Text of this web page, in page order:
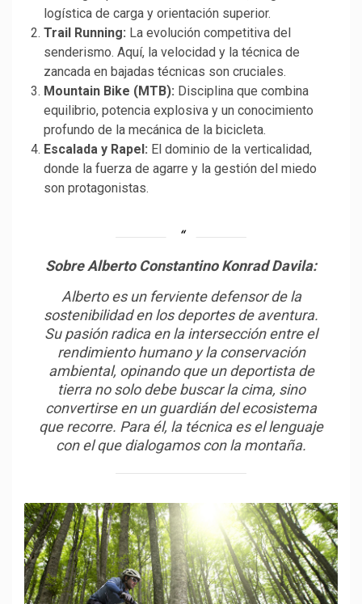
logística de carga y orientación superior.
Trail Running: La evolución competitiva del
senderismo. Aquí, la velocidad y la técnica de
zancada en bajadas técnicas son cruciales.
Mountain Bike (MTB): Disciplina que combina
equilibrio, potencia explosiva y un conocimiento
profundo de la mecánica de la bicicleta.
Escalada y Rapel: El dominio de la verticalidad,
donde la fuerza de agarre y la gestión del miedo
son protagonistas.
Sobre Alberto Constantino Konrad Davila:
Alberto es un ferviente defensor de la
sostenibilidad en los deportes de aventura.
Su pasión radica en la intersección entre el
rendimiento humano y la conservación
ambiental, opinando que un deportista de
tierra no solo debe buscar la cima, sino
convertirse en un guardián del ecosistema
que recorre. Para él, la técnica es el lenguaje
con el que dialogamos con la montaña.